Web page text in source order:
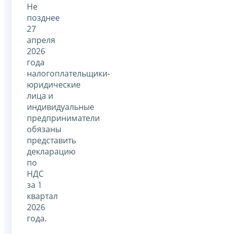
Не
позднее
27
апреля
2026
года
налогоплательщики-
юридические
лица и
индивидуальные
предприниматели
обязаны
представить
декларацию
по
НДС
за 1
квартал
2026
года.